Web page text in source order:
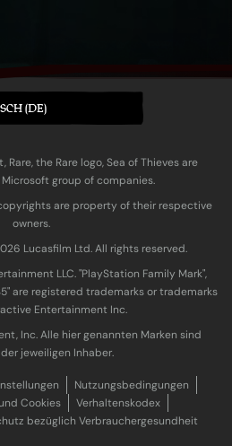
(DE)
the Rare logo, Sea of Thieves are
group of companies.
are property of their respective
owners.
Lucasfilm Ltd. All rights reserved.
LLC. "PlayStation Family Mark",
are registered trademarks or trademarks
Entertainment Inc.
Inc. Alle hier genannten Marken sind
jeweiligen Inhaber.
Nutzungsbedingungen
Cookies
Verhaltenskodex
bezüglich Verbrauchergesundheit